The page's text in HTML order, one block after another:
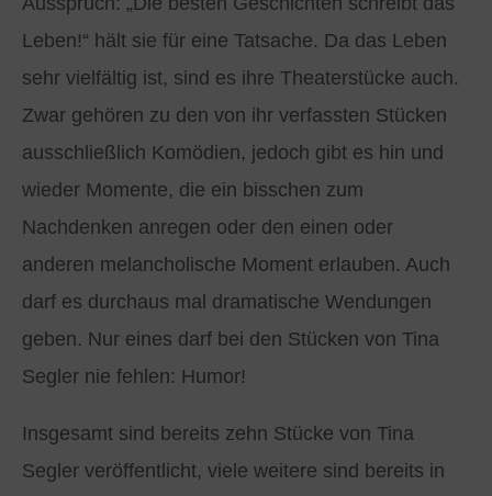
Leben!“ hält sie für eine Tatsache. Da das Leben
sehr vielfältig ist, sind es ihre Theaterstücke auch.
Zwar gehören zu den von ihr verfassten Stücken
ausschließlich Komödien, jedoch gibt es hin und
wieder Momente, die ein bisschen zum
Nachdenken anregen oder den einen oder
anderen melancholische Moment erlauben. Auch
darf es durchaus mal dramatische Wendungen
geben. Nur eines darf bei den Stücken von Tina
Segler nie fehlen: Humor!
Insgesamt sind bereits zehn Stücke von Tina
Segler veröffentlicht, viele weitere sind bereits in